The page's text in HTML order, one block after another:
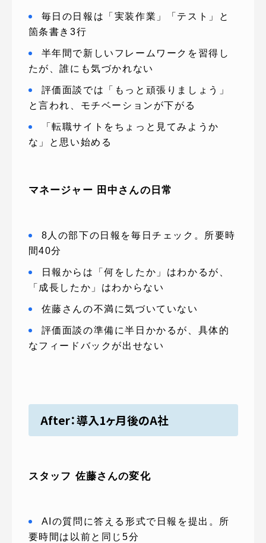
毎日の日報は「実装作業」「テスト」と
箇条書き3行
半年間で新しいフレームワークを習得し
たが、誰にも気づかれない
評価面談では「もっと頑張りましょう」
と言われ、モチベーションが下がる
「転職サイトをちょっと見てみようか
な」と思い始める
マネージャー 田中さんの日常
8人の部下の日報を毎日チェック。所要時
間40分
日報からは「何をしたか」はわかるが、
「成長したか」はわからない
佐藤さんの不満に気づいていない
評価面談の準備に半日かかるが、具体的
なフィードバックが出せない
After：導入1ヶ月後のA社
スタッフ 佐藤さんの変化
AIの質問に答える形式で日報を提出。所
要時間は以前と同じ5分